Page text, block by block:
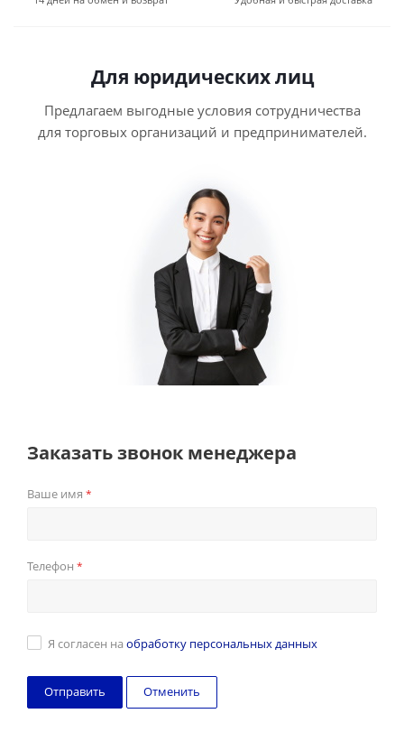
Для юридических лиц
Предлагаем выгодные условия сотрудничества
для торговых организаций и предпринимателей.
Заказать звонок менеджера
Ваше имя *
Телефон *
Я согласен на обработку персональных данных
Отменить